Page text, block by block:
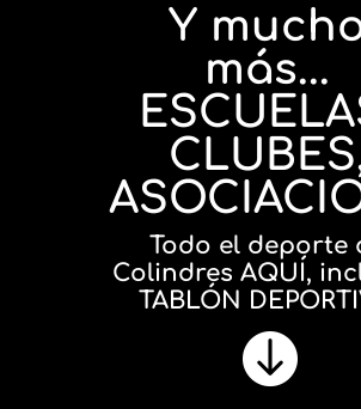
Y
más...
Todo el deporte
Colindres AQUÍ,
TABLÓN
